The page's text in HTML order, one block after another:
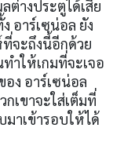
ต่างประตูได้เสีย
อาร์เซน่อล ยัง
จะถึงนี้อีกด้วย
ำให้เกมที่จะเจอ
ง อาร์เซน่อล
เขาจะใส่เต็มที่
าเข้ารอบให้ได้